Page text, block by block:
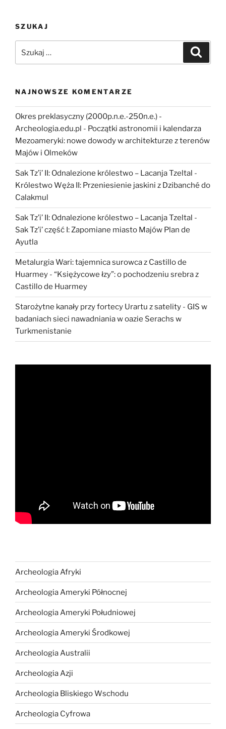
o
archeologii
malakologią”
SZUKAJ
NAJNOWSZE KOMENTARZE
Okres preklasyczny (2000p.n.e.-250n.e.) -
Archeologia.edu.pl - Początki astronomii i kalendarza
Mezoameryki: nowe dowody w architekturze z terenów
Majów i Olmeków
Sak Tz’i’ II: Odnalezione królestwo – Lacanja Tzeltal -
Królestwo Węża II: Przeniesienie jaskini z Dzibanché do
Calakmul
Sak Tz’i’ II: Odnalezione królestwo – Lacanja Tzeltal -
Sak Tz’i’ część I: Zapomiane miasto Majów Plan de
Ayutla
Metalurgia Wari: tajemnica surowca z Castillo de
Huarmey - “Księżycowe łzy”: o pochodzeniu srebra z
Castillo de Huarmey
Starożytne kanały przy fortecy Urartu z satelity - GIS w
badaniach sieci nawadniania w oazie Serachs w
Turkmenistanie
Archeologia Afryki
Archeologia Ameryki Północnej
Archeologia Ameryki Południowej
Archeologia Ameryki Środkowej
Archeologia Australii
Archeologia Azji
Archeologia Bliskiego Wschodu
Archeologia Cyfrowa